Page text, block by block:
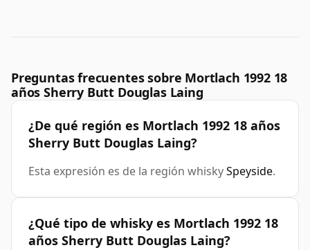
Preguntas frecuentes sobre Mortlach 1992 18
años Sherry Butt Douglas Laing
¿De qué región es Mortlach 1992 18 años
Sherry Butt Douglas Laing?
Esta expresión es de la región whiskySpeyside.
¿Qué tipo de whisky es Mortlach 1992 18
años Sherry Butt Douglas Laing?